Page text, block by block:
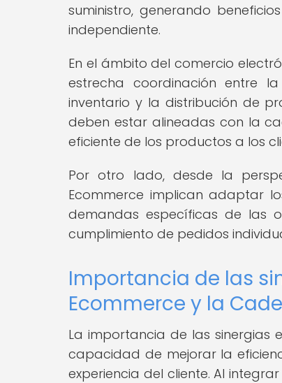
suministro, generando
independiente.
En el ámbito del comercio
estrecha coordinación entre
inventario y la distribución de
deben estar alineadas con la
eficiente de los productos a los
Por otro lado, desde la
Ecommerce implican adaptar
demandas específicas de las
cumplimiento de pedidos
Importancia de las
Ecommerce y la
La importancia de las sinergias
capacidad de mejorar la
experiencia del cliente. Al